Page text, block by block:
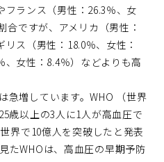
フランス（男性：26.3％、女
合ですが、アメリカ（男性：
ス（男性：18.0％、女性：
、女性：8.4％）などよりも高
急増しています。WHO （世界
歳以上の3人に1人が高血圧で
界で10億人を突破したと発表
たWHOは、高血圧の早期予防